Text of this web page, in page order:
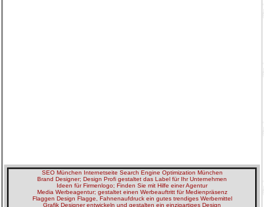
SEO München Internetseite Search Engine Optimization München
Brand Designer; Design Profi gestaltet das Label für Ihr Unternehmen
Ideen für Firmenlogo; Finden Sie mit Hilfe einer Agentur
Media Werbeagentur; gestaltet einen Werbeauftritt für Medienpräsenz
Flaggen Design Flagge, Fahnenaufdruck ein gutes trendiges Werbemittel
Grafik Designer entwickeln und gestalten ein einzigartiges Design